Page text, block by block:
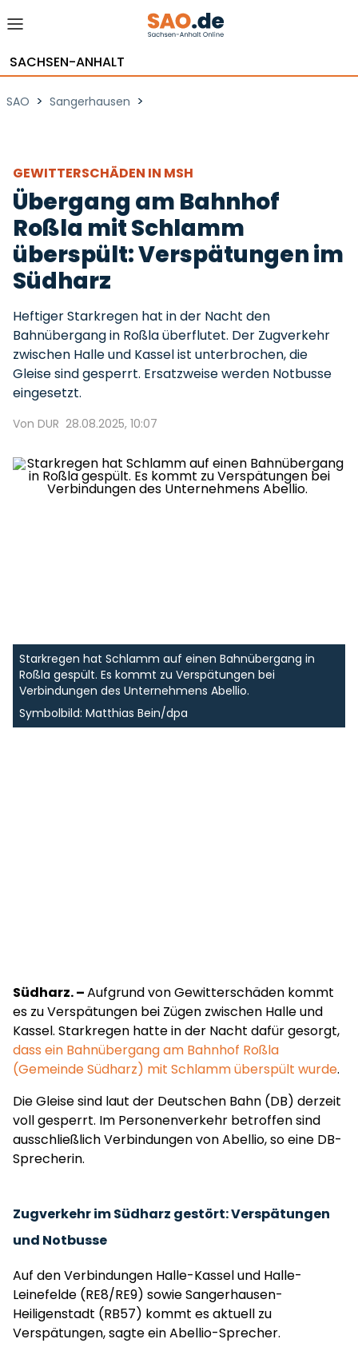
SACHSEN-ANHALT
SAO > Sangerhausen >
GEWITTERSCHÄDEN IN MSH
Übergang am Bahnhof
Roßla mit Schlamm
überspült: Verspätungen im
Südharz
Heftiger Starkregen hat in der Nacht den
Bahnübergang in Roßla überflutet. Der Zugverkehr
zwischen Halle und Kassel ist unterbrochen, die
Gleise sind gesperrt. Ersatzweise werden Notbusse
eingesetzt.
Von DUR 28.08.2025, 10:07
Starkregen hat Schlamm auf einen Bahnübergang in
Roßla gespült. Es kommt zu Verspätungen bei
Verbindungen des Unternehmens Abellio.
Symbolbild: Matthias Bein/dpa
Südharz. –Aufgrund von Gewitterschäden kommt
es zu Verspätungen bei Zügen zwischen Halle und
Kassel. Starkregen hatte in der Nacht dafür gesorgt,
dass ein Bahnübergang am Bahnhof Roßla
(Gemeinde Südharz) mit Schlamm überspült wurde.
Die Gleise sind laut der Deutschen Bahn (DB) derzeit
voll gesperrt. Im Personenverkehr betroffen sind
ausschließlich Verbindungen von Abellio, so eine DB-
Sprecherin.
Zugverkehr im Südharz gestört: Verspätungen
und Notbusse
Auf den Verbindungen Halle-Kassel und Halle-
Leinefelde (RE8/RE9) sowie Sangerhausen-
Heiligenstadt (RB57) kommt es aktuell zu
Verspätungen, sagte ein Abellio-Sprecher.